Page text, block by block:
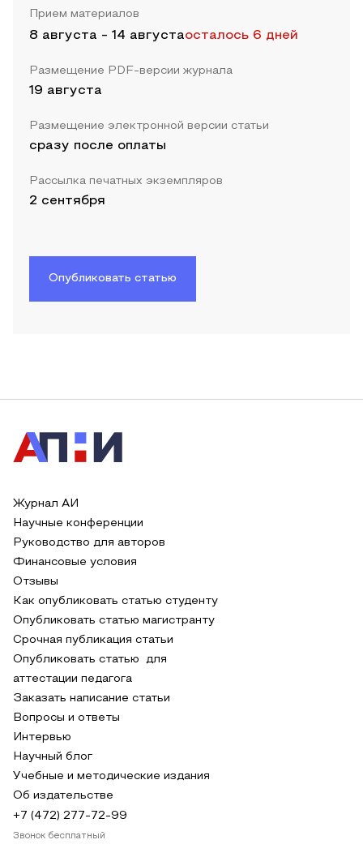
Прием материалов
8 августа - 14 августаосталось 6 дней
Размещение PDF-версии журнала
19 августа
Размещение электронной версии статьи
сразу после оплаты
Рассылка печатных экземпляров
2 сентября
Опубликовать статью
Журнал АИ
Научные конференции
Руководство для авторов
Финансовые условия
Отзывы
Как опубликовать статью студенту
Опубликовать статью магистранту
Срочная публикация статьи
Опубликовать статью для
аттестации педагога
Заказать написание статьи
Вопросы и ответы
Интервью
Научный блог
Учебные и методические издания
Об издательстве
+7 (472) 277-72-99
Звонок бесплатный